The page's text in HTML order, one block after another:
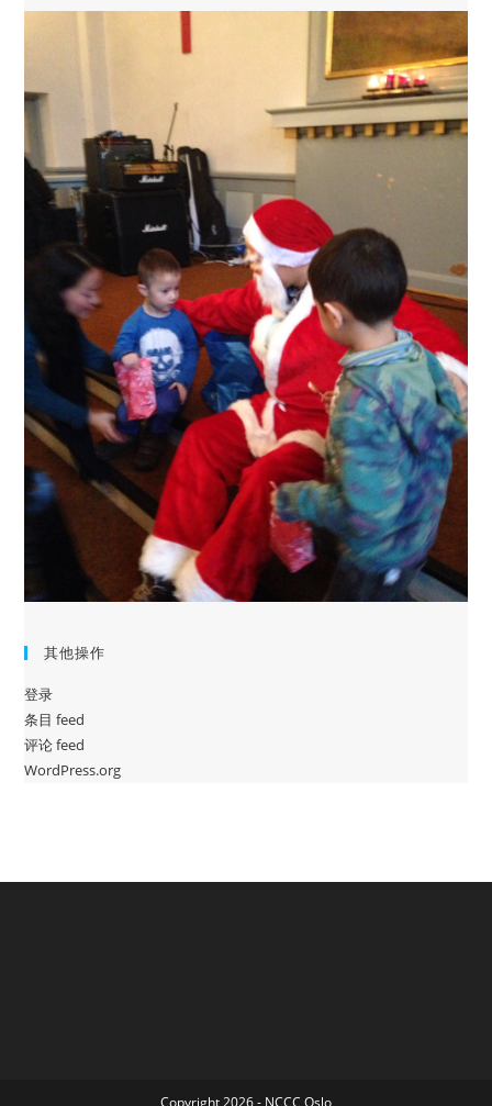
其他操作
登录
条目 feed
评论 feed
WordPress.org
Copyright 2026 - NCCC Oslo